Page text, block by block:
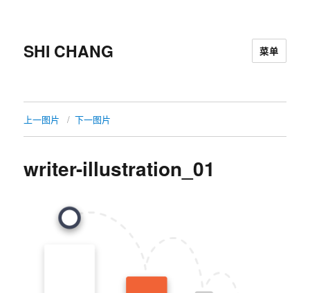
SHI CHANG 菜单
上一图片 下一图片
writer-illustration_01